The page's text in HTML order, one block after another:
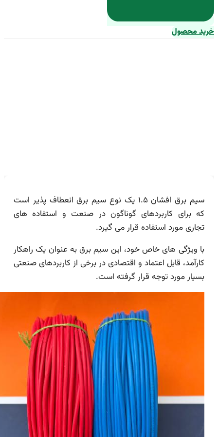
محصول
سیم برق افشان ۱.۵ یک نوع سیم برق انعطاف پذیر است
که برای کاربردهای گوناگون در صنعت و استفاده های
تجاری مورد استفاده قرار می گیرد.
با ویژگی های خاص خود، این سیم برق به عنوان یک راهکار
کارآمد، قابل اعتماد و اقتصادی در برخی از کاربردهای صنعتی
بسیار مورد توجه قرار گرفته است.